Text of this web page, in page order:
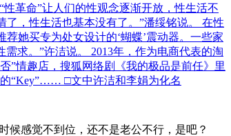
革命”让人们的性观念逐渐开放，性生活不
，性生活也基本没有了。”潘绥铭说。 在性
她买专为处女设计的‘蝴蝶’震动器。一些家
求。”许洁说。 2013年，作为电商代表的淘
”情趣店，搜狐网络剧《我的极品是前任》里
的“Key”…… □文中许洁和李娟为化名
感觉不到位，还不是老公不行，是吧？